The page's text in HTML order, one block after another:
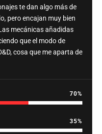
te dan algo más de
pero encajan muy bien
mecánicas añadidas
que el modo de
cosa que me aparta de
70
35